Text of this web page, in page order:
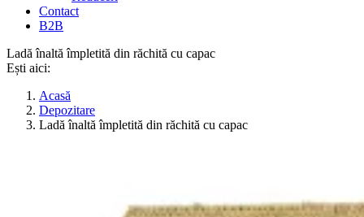
Contact
B2B
Ladă înaltă împletită din răchită cu capac
Ești aici:
Acasă
Depozitare
Ladă înaltă împletită din răchită cu capac